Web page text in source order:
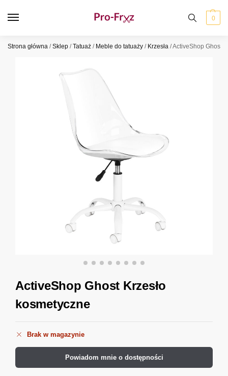
0
Strona główna /Sklep /Tatuaż / Meble do tatuaży / Krzesła /ActiveShop Ghost
ActiveShop Ghost Krzesło
kosmetyczne
Brak w magazynie
Powiadom mnie o dostępności